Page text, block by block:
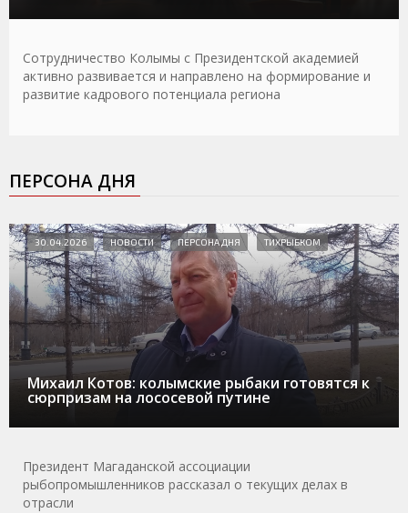
Сотрудничество Колымы с Президентской академией
активно развивается и направлено на формирование и
развитие кадрового потенциала региона
ПЕРСОНА ДНЯ
Михаил Котов: колымские рыбаки готовятся к
сюрпризам на лососевой путине
30.04.2026 НОВОСТИ ПЕРСОНА ДНЯ ТИХРЫБКОМ
Президент Магаданской ассоциации
рыбопромышленников рассказал о текущих делах в
отрасли